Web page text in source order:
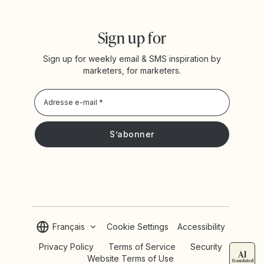
Sign up for
Sign up for weekly email & SMS inspiration by
marketers, for marketers.
Français
Terms of Service
Privacy Policy
Security
Website Terms of Use
Cookie Settings Accessibility